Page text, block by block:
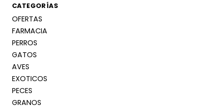
CATEGORÍAS
OFERTAS
FARMACIA
PERROS
GATOS
AVES
EXOTICOS
PECES
GRANOS